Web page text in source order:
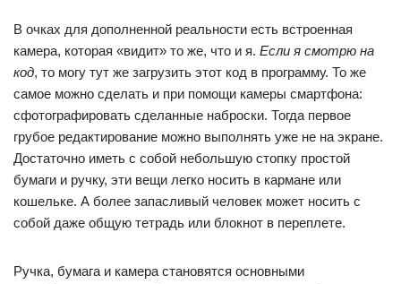
В очках для дополненной реальности есть встроенная
камера, которая «видит» то же, что и я. Если я смотрю на
код, то могу тут же загрузить этот код в программу. То же
самое можно сделать и при помощи камеры смартфона:
сфотографировать сделанные наброски. Тогда первое
грубое редактирование можно выполнять уже не на экране.
Достаточно иметь с собой небольшую стопку простой
бумаги и ручку, эти вещи легко носить в кармане или
кошельке. А более запасливый человек может носить с
собой даже общую тетрадь или блокнот в переплете.
Ручка, бумага и камера становятся основными